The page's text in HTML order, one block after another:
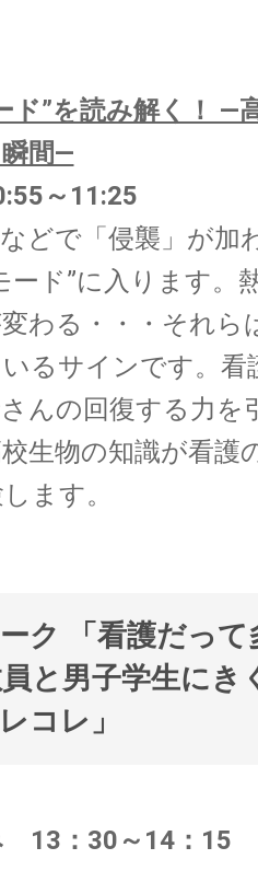
ド”を読み解く！ —
間—
～11:25
どで「侵襲」が加
ード”に入ります。
わる・・・それら
るサインです。看
んの回復する力を
生物の知識が看護
ます。
ク 「看護だって
と男子学生にき
コレ」
13：30～14：15